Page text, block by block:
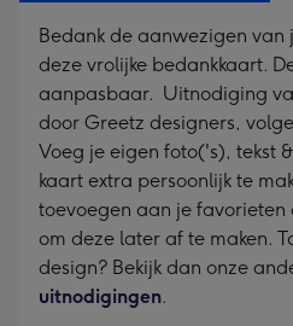
Bedank de aanwezigen
deze vrolijke bedankkaart.
aanpasbaar. Uitnodiging
door Greetz designers,
Voeg je eigen foto('s), tekst
kaart extra persoonlijk te
toevoegen aan je favorieten
om deze later af te maken.
design? Bekijk dan onze
uitnodigingen.